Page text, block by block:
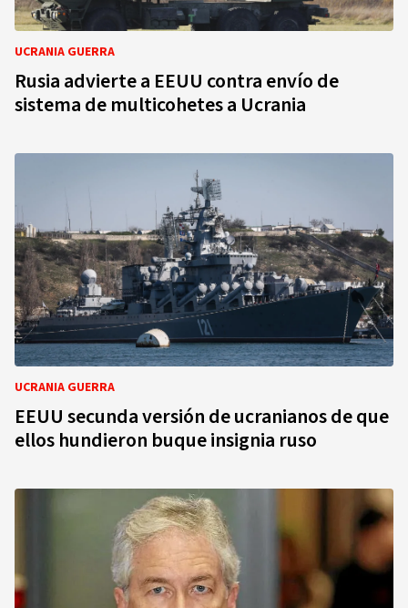
UCRANIA GUERRA
Rusia advierte a EEUU contra envío de
sistema de multicohetes a Ucrania
UCRANIA GUERRA
EEUU secunda versión de ucranianos de que
ellos hundieron buque insignia ruso